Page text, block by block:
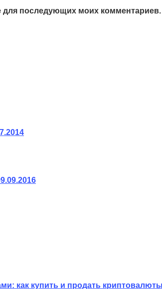
для последующих моих комментариев.
как купить и продать